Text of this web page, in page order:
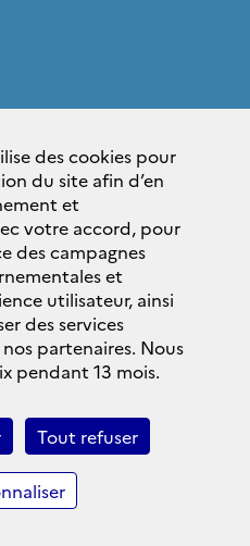
des cookies pour
du site afin d’en
et
votre accord, pour
des campagnes
et
utilisateur, ainsi
des services
partenaires. Nous
pendant 13 mois.
Tout refuser
SGAE
général des affaires